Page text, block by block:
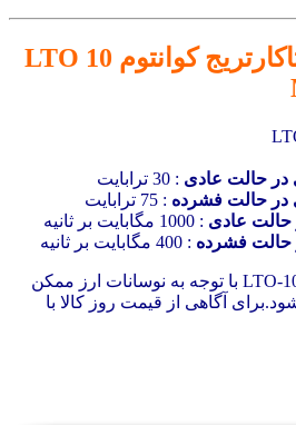
کوانتوم LTO 10
حالت عادی : 30 ترابایت
حالت فشرده : 75 ترابایت
حالت عادی : 1000 مگابایت بر ثانیه
حالت فشرده : 400 مگابایت بر ثانیه
قیمت دیتا کارتریج کوانتوم LTO-10 با توجه به نوسانات ارز ممکن
آگاهی از قیمت روز کالا با